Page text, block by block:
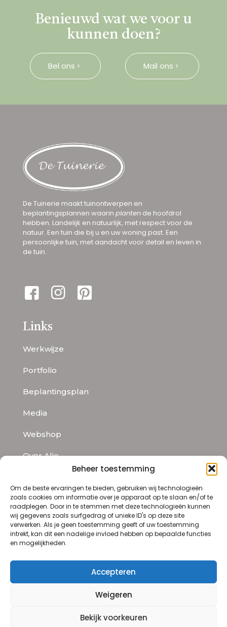
Beheer toestemming
Om de beste ervaringen te bieden, gebruiken wij technologieën
zoals cookies om informatie over je apparaat op te slaan en/of te
raadplegen. Door in te stemmen met deze technologieën kunnen
wij gegevens zoals surfgedrag of unieke ID's op deze site
verwerken. Als je geen toestemming geeft of uw toestemming
intrekt, kan dit een nadelige invloed hebben op bepaalde functies
en mogelijkheden.
Accepteren
Weigeren
Bekijk voorkeuren
Benieuwd wat we voor u
kunnen doen?
Bel ons Mail ons
De Tuinerie maakt tuinontwerpen en
beplantingsplannen waarin planten de hoofdrol
hebben. Landelijk en natuurlijk, met respect voor de
natuur. Een tuin die bij u en uw woning past. Een
persoonlijke tuin, met aandacht voor detail en leven in
de tuin.
Links
Werkwijze
Portfolio
Beplantingsplan
Media
Webshop
Over Alie
Contact
De Tuinerie
Schipborgerweg 93
9471 PS Zuidlaren
info@de-tuinerie.nl